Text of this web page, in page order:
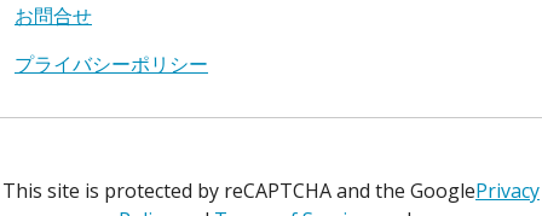
お問合せ
プライバシーポリシー
This site is protected by reCAPTCHA and the GooglePrivacy